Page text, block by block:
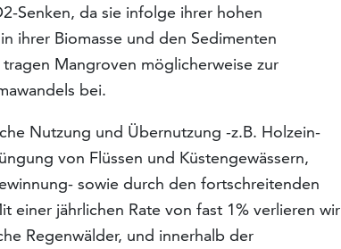
Senken, da sie infolge ihrer hohen
ihrer Biomasse und den Sedimenten
Mangroven möglicherweise zur
bei.
Nutzung und Übernutzung -z.B. Holzein-
von Flüssen und Küstengewässern,
sowie durch den fortschreitenden
einer jährlichen Rate von fast 1% verlieren wir
Regenwälder, und innerhalb der